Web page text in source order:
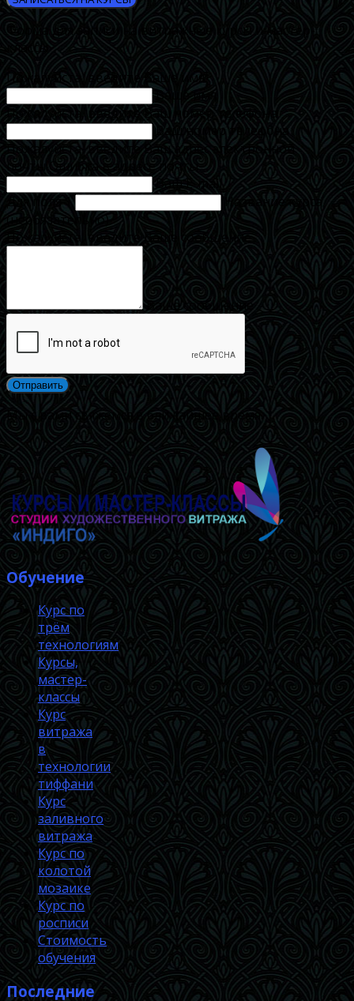
Форма для записи на витражные курсы и мастер-
классы
Пожалуйста, введите Ваше имя
Ваше имя
Пожалуйста, введите Ваш номер телефона
Ваш номер телефона
Пожалуйста, введите Ваш адрес электронной
почты Ошибка в адресе почты
Ваш E-mail
Для поля 1
Название курса
(необязательно)
Пожалуйста, введите Ваше сообщение
Ваше сообщение
Мы с вами свяжемся в ближайшее время.
Обучение
Курс по
трём
технологиям
Курсы,
мастер-
классы
Курс
витража
в
технологии
тиффани
Курс
заливного
витража
Курс по
колотой
мозаике
Курс по
росписи
Стоимость
обучения
Последние